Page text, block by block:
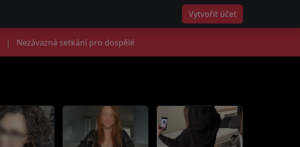
Vytvořit účet
| Nezávazná setkání pro dospělé